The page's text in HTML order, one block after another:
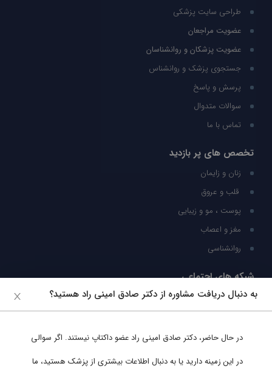
طراحی سایت پزشکی
عضویت مراجعان
عضویت پزشکان و روانشناسان
جستجوی پزشک و روانشناس
پرسش و پاسخ
سوالات متدوال
تماس با ما
تخصص های پر بازدید
زنان و زایمان
قلب و عروق
پوست ، مو و زیبایی
مغز و اعصاب
روانشناسی
شبکه های اجتماعی
ما را در شبکه های اجتماعی دنبال کنید
به دنبال دریافت مشاوره از دکتر صادق امینی راد هستید؟
در حال حاضر، دکتر صادق امینی رادعضو داکتاپ نیستند. اگر سوالی
در این زمینه دارید یا به دنبال اطلاعات بیشتری از پزشک هستید، ما